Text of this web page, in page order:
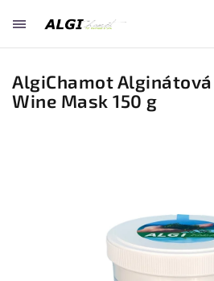
AlgiChamot Alginátová
Wine Mask 150 g